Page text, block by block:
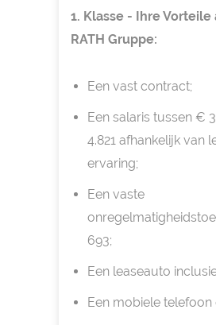
1. Klasse - Ihre Vorteile
RATH Gruppe:
Een vast contract;
Een salaris tussen €
4.821 afhankelijk van
ervaring;
Een vaste
693;
Een leaseauto
Een mobiele telefoon